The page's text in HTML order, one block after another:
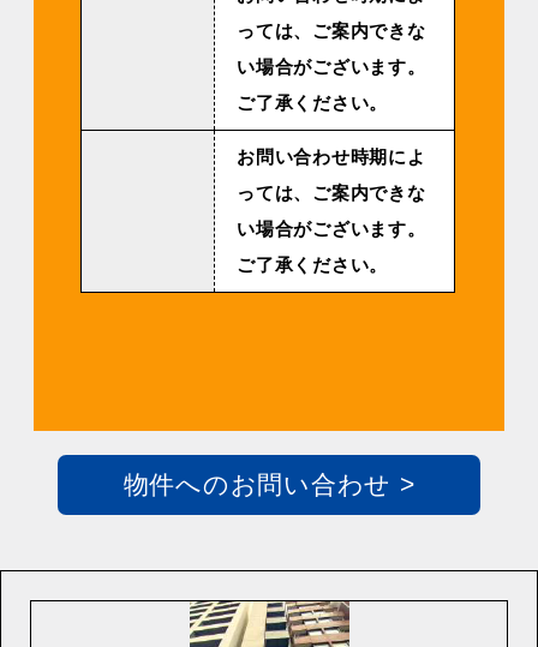
っては、ご案内できな
い場合がございます。
ご了承ください。
お問い合わせ時期によ
っては、ご案内できな
い場合がございます。
ご了承ください。
物件へのお問い合わせ >